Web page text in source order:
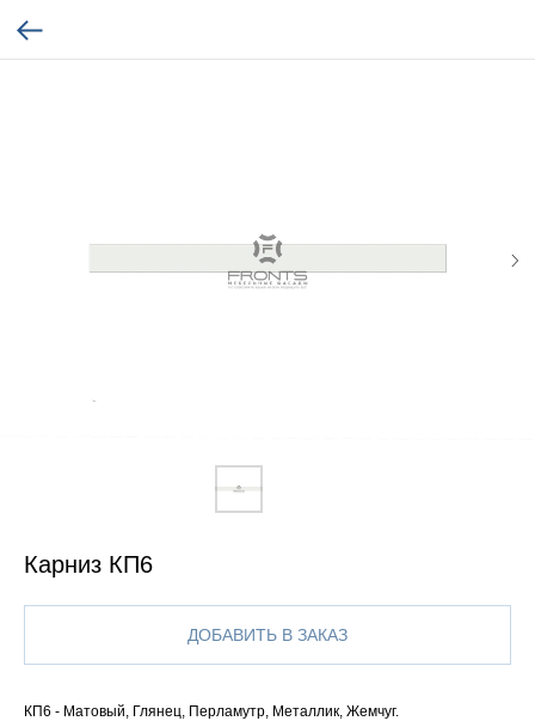
Карниз КП6
ДОБАВИТЬ В ЗАКАЗ
КП6 - Матовый, Глянец, Перламутр, Металлик, Жемчуг.